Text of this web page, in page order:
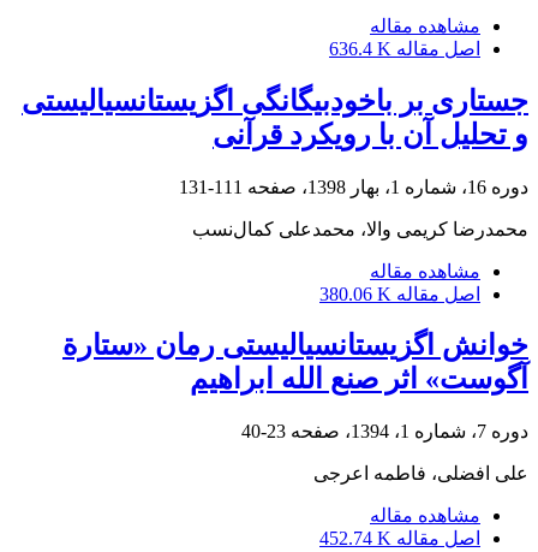
مشاهده مقاله
اصل مقاله 636.4 K
جستاری بر باخودبیگانگی اگزیستانسیالیستی
و تحلیل آن با رویکرد قرآنی
دوره 16، شماره 1، بهار 1398، صفحه 111-131
محمدرضا کریمی والا، محمدعلی کمال‌نسب
مشاهده مقاله
اصل مقاله 380.06 K
خوانش اگزیستانسیالیستی رمان «ستارة
آگوست» اثر صنع الله ابراهیم
دوره 7، شماره 1، 1394، صفحه 23-40
علی افضلی، فاطمه اعرجی
مشاهده مقاله
اصل مقاله 452.74 K